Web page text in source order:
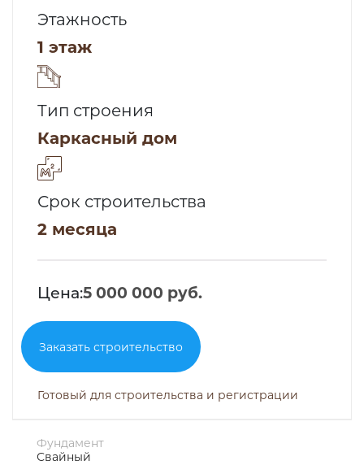
Этажность
1 этаж
Тип строения
Каркасный дом
Срок строительства
2 месяца
Цена:5 000 000 руб.
Заказать строительство
Готовый для строительства и регистрации
Фундамент
Свайный